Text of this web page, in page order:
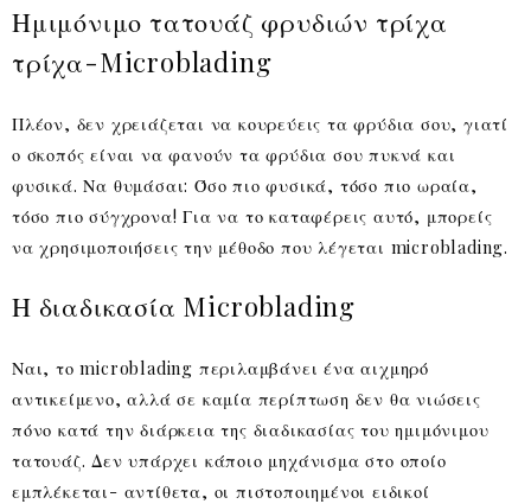
Ημιμόνιμο τατουάζ φρυδιών τρίχα
τρίχα-Microblading
Πλέον, δεν χρειάζεται να κουρεύεις τα φρύδια σου, γιατί
ο σκοπός είναι να φανούν τα φρύδια σου πυκνά και
φυσικά. Να θυμάσαι: Όσο πιο φυσικά, τόσο πιο ωραία,
τόσο πιο σύγχρονα! Για να το καταφέρεις αυτό, μπορείς
να χρησιμοποιήσεις την μέθοδο που λέγεται microblading.
Η διαδικασία Microblading
Ναι, το microblading περιλαμβάνει ένα αιχμηρό
αντικείμενο, αλλά σε καμία περίπτωση δεν θα νιώσεις
πόνο κατά την διάρκεια της διαδικασίας του ημιμόνιμου
τατουάζ. Δεν υπάρχει κάποιο μηχάνισμα στο οποίο
εμπλέκεται- αντίθετα, οι πιστοποιημένοι ειδικοί